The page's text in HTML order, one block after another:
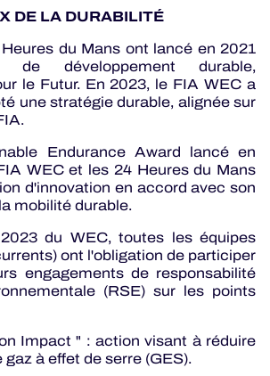
DE LA DURABILITÉ
du Mans ont lancé en 2021
de développement durable,
le Futur. En 2023, le FIA WEC a
une stratégie durable, alignée sur
Endurance Award lancé en
WEC et les 24 Heures du Mans
d'innovation en accord avec son
mobilité durable.
du WEC, toutes les équipes
ont l'obligation de participer
engagements de responsabilité
(RSE) sur les points
Impact " : action visant à réduire
à effet de serre (GES).